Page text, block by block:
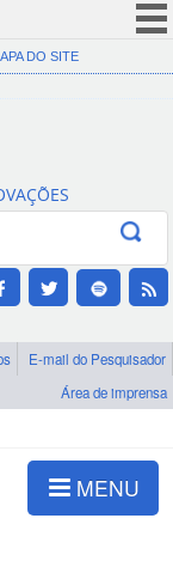
(COVID-19)
Canais
DO SITE
E-mail do Pesquisador
Área de imprensa
MENU